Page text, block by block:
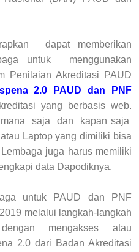
dapat memberikan
untuk menggunakan
Penilaian Akreditasi PAUD
2.0
PAUD dan PNF
yang berbasis web.
saja dan kapan saja
Laptop yang dimiliki bisa
juga harus memiliki
data Dapodiknya.
untuk PAUD dan PNF
melalui langkah-langkah
mengakses atau
2.0 dari Badan Akreditasi